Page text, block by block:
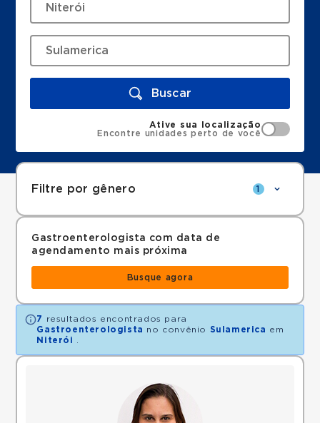
Buscar
Ative sua localização
Encontre unidades perto de você
Filtre por gênero 1
Gastroenterologista com data de
agendamento mais próxima
Busque agora
7
resultados encontrados para
Gastroenterologista no convênio Sulamerica em
Niterói